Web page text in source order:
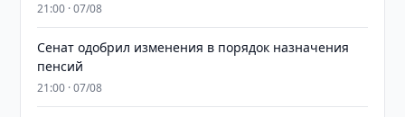
21:00 · 07/08
Сенат одобрил изменения в порядок назначения
пенсий
21:00 · 07/08